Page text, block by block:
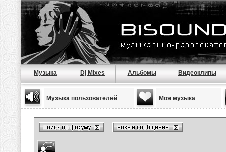
Музыка Dj Mixes Альбомы Видеоклипы
Музыка пользователей Моя музыка